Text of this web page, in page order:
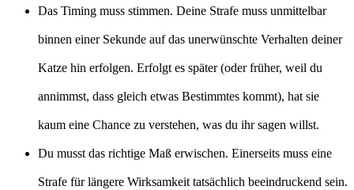
Das Timing muss stimmen. Deine Strafe muss unmittelbar
binnen einer Sekunde auf das unerwünschte Verhalten deiner
Katze hin erfolgen. Erfolgt es später (oder früher, weil du
annimmst, dass gleich etwas Bestimmtes kommt), hat sie
kaum eine Chance zu verstehen, was du ihr sagen willst.
Du musst das richtige Maß erwischen. Einerseits muss eine
Strafe für längere Wirksamkeit tatsächlich beeindruckend sein.